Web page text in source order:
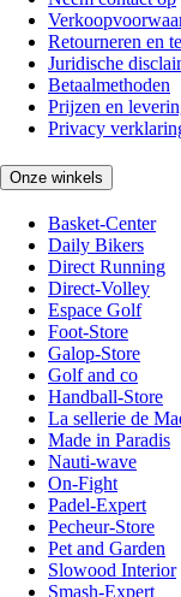
Retourneren en
Juridische
Betaalmethoden
Prijzen en
Privacy
Onze winkels
Basket-Center
Daily Bikers
Direct Running
Direct-Volley
Espace Golf
Foot-Store
Galop-Store
Golf and co
Handball-Store
La sellerie de
Made in Paradis
Nauti-wave
On-Fight
Padel-Expert
Pecheur-Store
Pet and Garden
Slowood Interior
Smash-Expert